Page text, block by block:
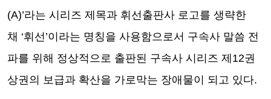
(A)’라는 시리즈 제목과 휘선출판사 로고를 생략한
채 ‘휘선’이라는 명칭을 사용함으로서 구속사 말씀 전
파를 위해 정상적으로 출판된 구속사 시리즈 제 12권
상권의 보급과 확산을 가로막는 장애물이 되고 있다.